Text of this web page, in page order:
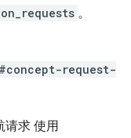
。
request-
请求 使用